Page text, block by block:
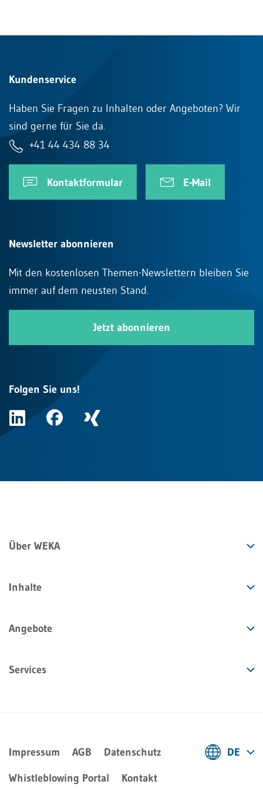
Kundenservice
Haben Sie Fragen zu Inhalten oder Angeboten? Wir
sind gerne für Sie da.
+41 44 434 88 34
Kontaktformular E-Mail
Newsletter abonnieren
Mit den kostenlosen Themen-Newslettern bleiben Sie
immer auf dem neusten Stand.
Jetzt abonnieren
Folgen Sie uns!
Über WEKA
Inhalte
Angebote
Services
Impressum AGB
Datenschutz
Whistleblowing Portal
Kontakt
DE